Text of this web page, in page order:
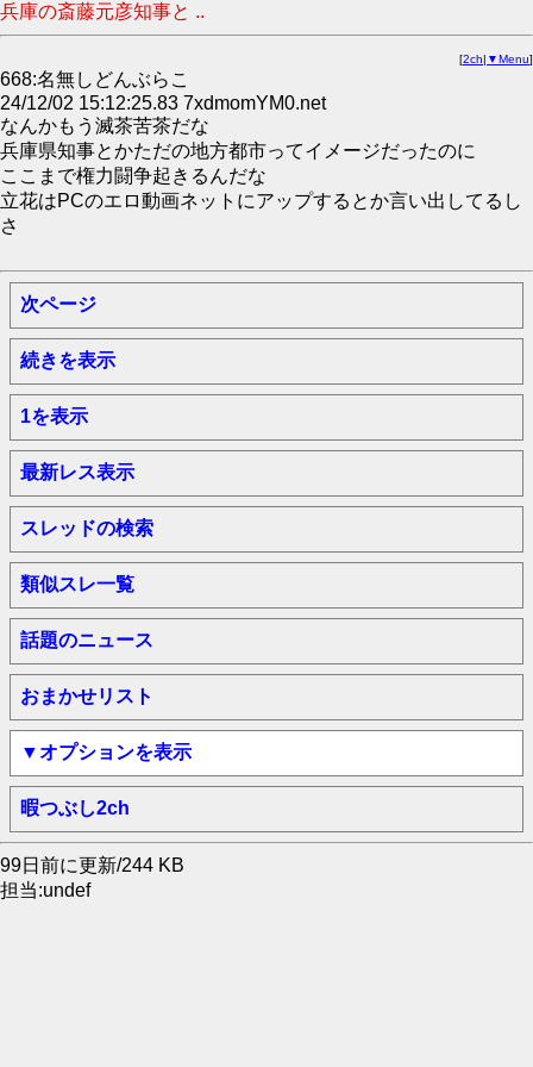
兵庫の斎藤元彦知事と ..
[2ch| ▼Menu]
668:名無しどんぶらこ
24/12/02 15:12:25.83 7xdmomYM0.net
なんかもう滅茶苦茶だな
兵庫県知事とかただの地方都市ってイメージだったのに
ここまで権力闘争起きるんだな
立花はPCのエロ動画ネットにアップするとか言い出してるし
さ
次ページ
続きを表示
1を表示
最新レス表示
スレッドの検索
類似スレ一覧
話題のニュース
おまかせリスト
▼オプションを表示
暇つぶし2ch
99日前に更新/244 KB
担当:undef